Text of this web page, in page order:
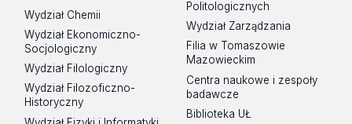
Wydział Chemii
Wydział Ekonomiczno-
Socjologiczny
Wydział Filologiczny
Wydział Filozoficzno-
Historyczny
Politologicznych
Wydział Zarządzania
Filia w Tomaszowie
Mazowieckim
Centra naukowe i zespoły
badawcze
Biblioteka UŁ